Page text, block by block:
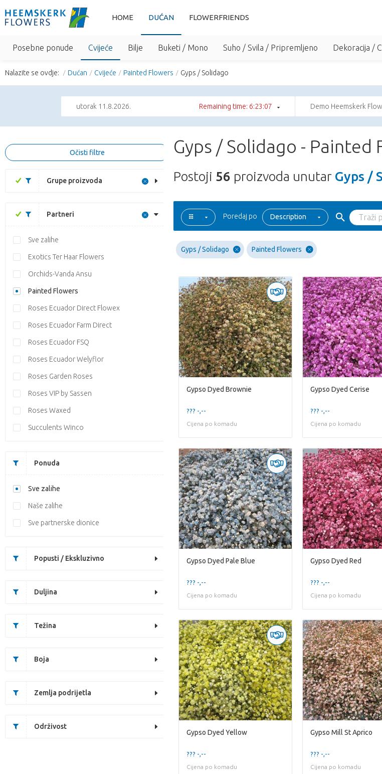
HOME DUĆAN FLOWERFRIENDS
Posebne ponude Cvijeće Bilje Buketi / Mono Suho / Svila / Pripremljeno Dekoracija /
Nalazite se ovdje: Dućan Cvijeće Painted Flowers Gyps / Solidago
utorak 11.8.2026. Remaining time: 6:23:05 Demo Heemskerk
Očisti filtre
Grupe proizvoda
Partneri
Sve zalihe
Exotics Ter Haar Flowers
Orchids-Vanda Ansu
Painted Flowers
Roses Ecuador Direct Flowex
Roses Ecuador Farm Direct
Roses Ecuador FSQ
Roses Ecuador Welyflor
Roses Garden Roses
Roses VIP by Sassen
Roses Waxed
Succulents Winco
Ponuda
Sve zalihe
Naše zalihe
Sve partnerske dionice
Popusti / Ekskluzivno
Duljina
Težina
Boja
Zemlja podrijetla
Održivost
Gyps / Solidago - Painted
Postoji 56 proizvoda unutar Gyps /
Poredaj po Description
Gyps / Solidago Painted Flowers
Gypso Dyed Brownie
??? -,--
Cijena po komadu
Gypso Dyed Cerise
??? -,--
Cijena po komadu
Gypso Dyed Pale Blue
??? -,--
Cijena po komadu
Gypso Dyed Red
??? -,--
Cijena po komadu
Gypso Dyed Yellow
??? -,--
Cijena po komadu
Gypso Mill St Aprico
??? -,--
Cijena po komadu